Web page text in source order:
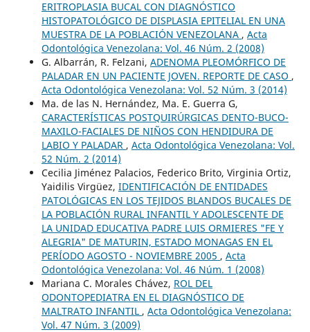
ERITROPLASIA BUCAL CON DIAGNÓSTICO
HISTOPATOLÓGICO DE DISPLASIA EPITELIAL EN UNA
MUESTRA DE LA POBLACIÓN VENEZOLANA , Acta
Odontológica Venezolana: Vol. 46 Núm. 2 (2008)
G. Albarrán, R. Felzani, ADENOMA PLEOMÓRFICO DE
PALADAR EN UN PACIENTE JOVEN. REPORTE DE CASO ,
Acta Odontológica Venezolana: Vol. 52 Núm. 3 (2014)
Ma. de las N. Hernández, Ma. E. Guerra G,
CARACTERÍSTICAS POSTQUIRÚRGICAS DENTO-BUCO-
MAXILO-FACIALES DE NIÑOS CON HENDIDURA DE
LABIO Y PALADAR , Acta Odontológica Venezolana: Vol.
52 Núm. 2 (2014)
Cecilia Jiménez Palacios, Federico Brito, Virginia Ortiz,
Yaidilis Virgüez, IDENTIFICACIÓN DE ENTIDADES
PATOLÓGICAS EN LOS TEJIDOS BLANDOS BUCALES DE
LA POBLACIÓN RURAL INFANTIL Y ADOLESCENTE DE
LA UNIDAD EDUCATIVA PADRE LUIS ORMIERES "FE Y
ALEGRIA" DE MATURIN, ESTADO MONAGAS EN EL
PERÍODO AGOSTO - NOVIEMBRE 2005 , Acta
Odontológica Venezolana: Vol. 46 Núm. 1 (2008)
Mariana C. Morales Chávez, ROL DEL
ODONTOPEDIATRA EN EL DIAGNÓSTICO DE
MALTRATO INFANTIL , Acta Odontológica Venezolana:
Vol. 47 Núm. 3 (2009)